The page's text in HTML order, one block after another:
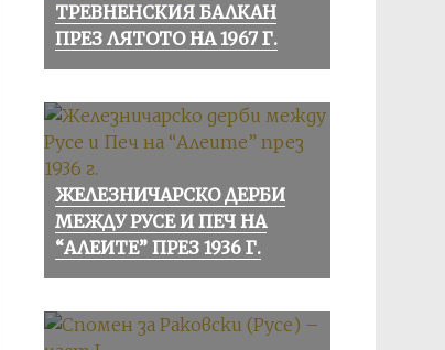
ТРЕВНЕНСКИЯ БАЛКАН
ПРЕЗ ЛЯТОТО НА 1967 Г.
ЖЕЛЕЗНИЧАРСКО ДЕРБИ
МЕЖДУ РУСЕ И ПЕЧ НА
“АЛЕИТЕ” ПРЕЗ 1936 Г.